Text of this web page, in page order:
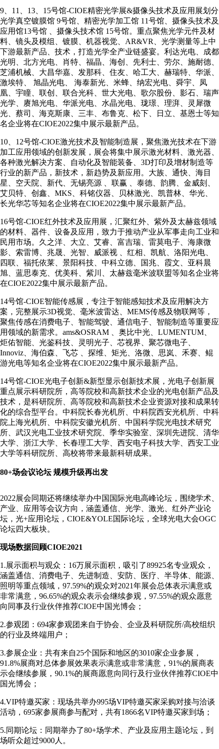
9、11、13、15号馆-CIOE精密光学展&摄像头技术及应用展划分
光学真空镀膜馆 9号馆、精密光学加工馆 11号馆、摄像头技术及
应用馆13号馆 、摄像头技术馆 15号馆。重点聚焦光学元件及材
料、镜头及模组、镀膜、机器视觉、AR&VR、光学测量等上中
下游最新产品、技术，打造光学全产业链盛宴。利达光电、成都
光明、北方光电、肖特、福晶、海创、先利士、劳尔、施耐德、
芝浦机械、大昌华嘉、发那科、住友、哈工大、赫瑞特、华派、
激埃特、 旭晶光电、 海泰新光、米蜂、纳宏光电、舜宇、凤
凰、宇瞳、联创、联合光科、世大光电、歌尔股份、影石、瑞声
光学、赓旭光电、华派光电、水晶光电、珑璟、理湃、灵犀微
光、蔡司、海克斯康、三丰、布鲁克、松下、日立、基恩士等知
名企业将在CIOE2022集中展示最新产品。
10、12号馆-CIOE激光技术及智能制造展，聚焦激光技术在下游
加工应用领域的创新发展，展会将集中展示激光材料、激光器、
各种激光解决方案、自动化及智能装备、3D打印及增材制造等
行业的新产品，新技术，新趋势及新应用。大族、通快、海目
星、空天院、新代、无锡亮源 、联赢 、泰德、韵腾、金威刻、
艾贝特、创鑫、MKS、科铭仪器、贝林激光、凯普林、华光、
长光华芯等知名企业将在CIOE2022集中展示最新产品。
16号馆-CIOE红外技术及应用展，汇聚红外、紫外及太赫兹领域
的材料、器件、设备及应用，致力于推动产业从军事走向工业和
民用市场。久之洋、大立、艾睿、富吉瑞、雷莫电子、海康微
影、索雷博、兆晟、光智、威派视 、红相、凯航、洛阳光电、
四联、福托依莱、景阳科技、中科立德、国兆、霞文、亚科晨
旭、蓝思泰克、优美科、紫川、太赫兹毫米波联盟等知名企业将
在CIOE2022集中展示最新产品。
14号馆-CIOE智能传感展，专注于智能感知技术及应用解决方
案，完整展示3D视觉、毫米波雷达、MEMS传感及物联网等，
聚焦传感在消费电子、智能驾驶、通信电子、智能制造等重要应
用领域的新需求。ams&OSRAM 、奥比中光、LUMENTUM、
炬佑智能、光鉴科技、灵明光子、芯视界、聚芯微电子、
Innoviz、海伯森、飞芯 、探维、矩光、洛微、思岚、禾赛、鲲
游光电等知名企业将在CIOE2022集中展示最新产品。
14号馆-CIOE光电子创新&新型显示创新技术展，光电子创新展
重点展示科研院所，高等院校和高新技术企业的光电创新产品及
技术，是科研院所、高等院校和高新技术企业资源对接和成果转
化的综合型平台。中科院长春光机所、中科院西安光机所、中科
院上海光机所、中科院安徽光机所、中国科学院光电技术研究
所、武汉光电工业技术研究院、季华实验室、深圳先进院、清华
大学、浙江大学、长春理工大学、西安电子科技大学、西安工业
大学等科研院所、高校将带来最新科研成果。
80+场会议论坛 规模升级再出发
2022展会同期还将继续举办中国国际光电高峰论坛，围绕学术、
产业、应用等会议方向，涵盖通信、光学、激光、红外产业论
坛，光+应用论坛，CIOE&YOLE国际论坛，全球光电大会OGC
论坛四大板块。
现场数据回顾CIOE2021
1.展示面积与观众：16万展示面积，吸引了89925名专业观众，
涵盖通信、消费电子、先进制造、安防、医疗、半导体、能源、
照明等重点领域，97.59%的观众对2021年展会总体表示满意或
非常满意，96.65%的观众表示会继续参观，97.55%的观众愿意
向同事及行业伙伴推荐CIOE中国光博会；
2.参观团：694家参观团来自于协会、企业及科研院所/高校组织
的行业及终端用户；
3.参展企业：共有来自25个国际和地区的3010家企业参展，
91.8%展商对总体参展效果表示满意或非常满意，91%的展商表
示会继续参展，90.1%的展商愿意向同行及行业伙伴推荐CIOE中
国光博会；
4.VIP特邀买家：现场共举办995场VIP特邀买家采购对接与洽谈
活动，695家参展商参与配对，共有1866名VIP特邀买家到场；
5.同期论坛：同期举办了80+场学术、产业及应用主题论坛，到
场听众超过9000人。